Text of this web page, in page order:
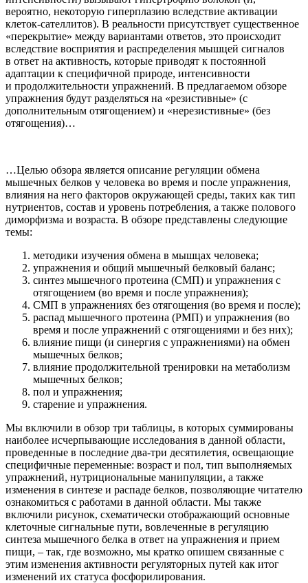
вероятно, некоторую гиперплазию вследствие активации
клеток-сателлитов). В реальности присутствует существенное
«перекрытие» между вариантами ответов, это происходит
вследствие восприятия и распределения мышцей сигналов
в ответ на активность, которые приводят к постоянной
адаптации к специфичной природе, интенсивности
и продолжительности упражнений. В предлагаемом обзоре
упражнения будут разделяться на «резистивные» (с
дополнительным отягощением) и «нерезистивные» (без
отягощения)…
…Целью обзора является описание регуляции обмена
мышечных белков у человека во время и после упражнения,
влияния на него факторов окружающей среды, таких как тип
нутриентов, состав и уровень потребления, а также полового
диморфизма и возраста. В обзоре представлены следующие
темы:
методики изучения обмена в мышцах человека;
упражнения и общий мышечный белковый баланс;
синтез мышечного протеина (СМП) и упражнения с
отягощением (во время и после упражнения);
СМП в упражнениях без отягощения (во время и после);
распад мышечного протеина (РМП) и упражнения (во
время и после упражнений с отягощениями и без них);
влияние пищи (и синергия с упражнениями) на обмен
мышечных белков;
влияние продолжительной тренировки на метаболизм
мышечных белков;
пол и упражнения;
старение и упражнения.
Мы включили в обзор три таблицы, в которых суммированы
наиболее исчерпывающие исследования в данной области,
проведенные в последние два-три десятилетия, освещающие
специфичные переменные: возраст и пол, тип выполняемых
упражнений, нутрициональные манипуляции, а также
изменения в синтезе и распаде белков, позволяющие читателю
ознакомиться с работами в данной области. Мы также
включили рисунок, схематически отображающий основные
клеточные сигнальные пути, вовлеченные в регуляцию
синтеза мышечного белка в ответ на упражнения и прием
пищи, – так, где возможно, мы кратко опишем связанные с
этим изменения активности регуляторных путей как итог
изменений их статуса фосфорилирования.